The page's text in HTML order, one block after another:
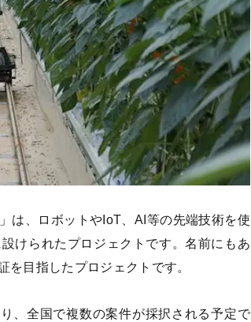
は、ロボットやIoT、AI等の先端技術を使
けられたプロジェクトです。名前にもあ
を目指したプロジェクトです。
、全国で複数の案件が採択される予定で